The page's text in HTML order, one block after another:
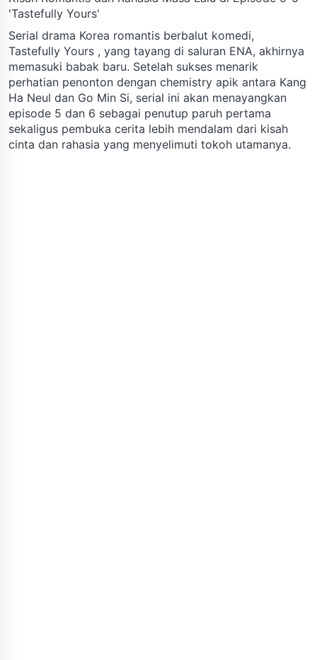
'Tastefully Yours'
Serial drama Korea romantis berbalut komedi,
Tastefully Yours , yang tayang di saluran ENA, akhirnya
memasuki babak baru. Setelah sukses menarik
perhatian penonton dengan chemistry apik antara Kang
Ha Neul dan Go Min Si, serial ini akan menayangkan
episode 5 dan 6 sebagai penutup paruh pertama
sekaligus pembuka cerita lebih mendalam dari kisah
cinta dan rahasia yang menyelimuti tokoh utamanya.